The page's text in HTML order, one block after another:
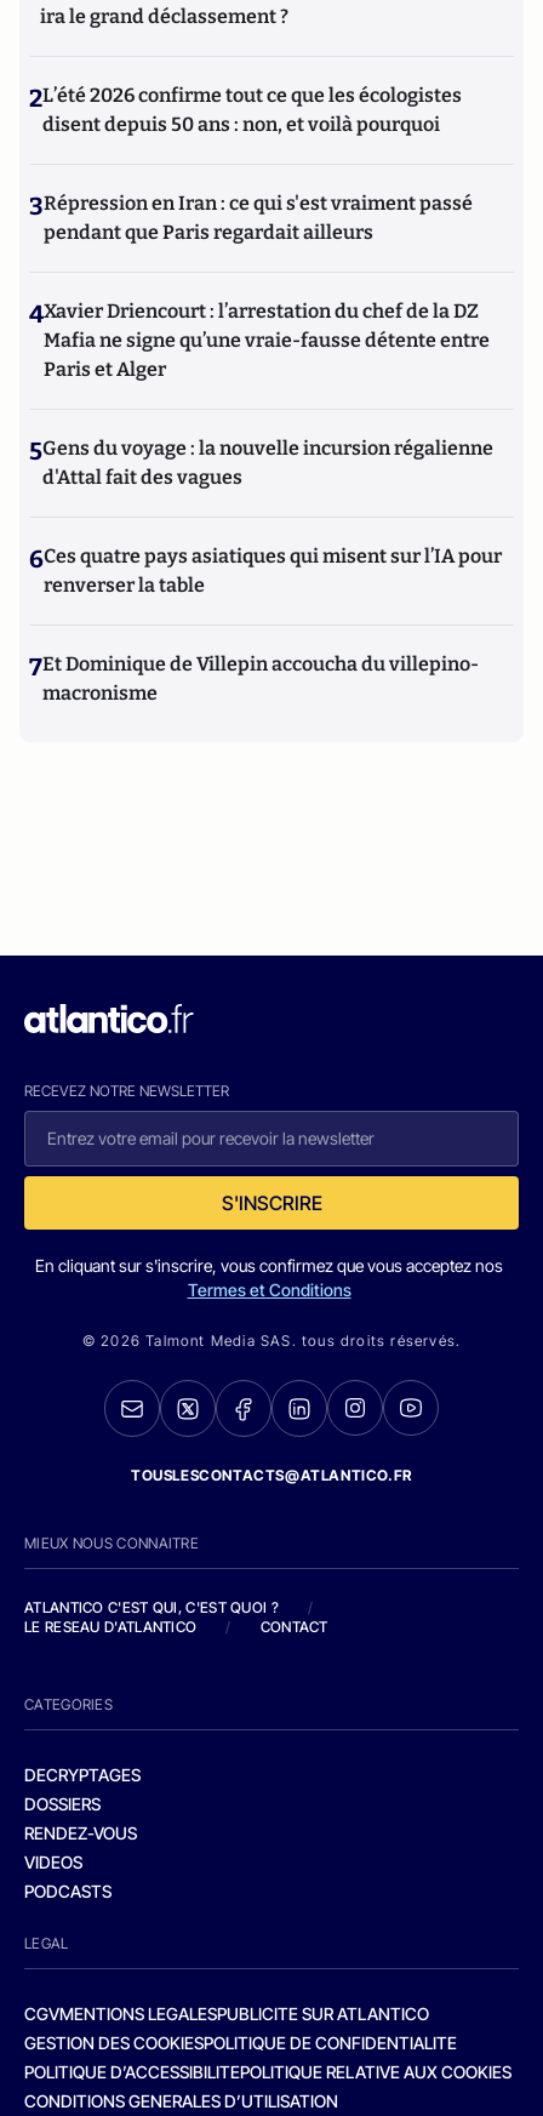
ira le grand déclassement ?
2L’été 2026 confirme tout ce que les écologistes
disent depuis 50 ans : non, et voilà pourquoi
3Répression en Iran : ce qui s'est vraiment passé
pendant que Paris regardait ailleurs
4Xavier Driencourt : l’arrestation du chef de la DZ
Mafia ne signe qu’une vraie-fausse détente entre
Paris et Alger
5Gens du voyage : la nouvelle incursion régalienne
d'Attal fait des vagues
6Ces quatre pays asiatiques qui misent sur l’IA pour
renverser la table
7Et Dominique de Villepin accoucha du villepino-
macronisme
RECEVEZ NOTRE NEWSLETTER
S'INSCRIRE
En cliquant sur s'inscrire, vous confirmez que vous acceptez nos
Termes et Conditions
© 2026 Talmont Media SAS. tous droits réservés.
TOUSLESCONTACTS@ATLANTICO.FR
MIEUX NOUS CONNAITRE
ATLANTICO C'EST QUI, C'EST QUOI ?
/
LE RESEAU D'ATLANTICO
/ CONTACT
CATEGORIES
DECRYPTAGES
DOSSIERS
RENDEZ-VOUS
VIDEOS
PODCASTS
LEGAL
CGVMENTIONS LEGALESPUBLICITE SUR ATLANTICO
GESTION DES COOKIESPOLITIQUE DE CONFIDENTIALITE
POLITIQUE D’ACCESSIBILITEPOLITIQUE RELATIVE AUX COOKIES
CONDITIONS GENERALES D’UTILISATION